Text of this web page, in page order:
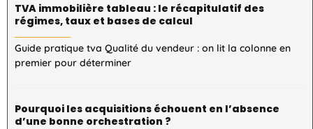
TVA immobilière tableau : le récapitulatif des
régimes, taux et bases de calcul
Guide pratique tva Qualité du vendeur : on lit la colonne en
premier pour déterminer
Pourquoi les acquisitions échouent en l’absence
d’une bonne orchestration ?